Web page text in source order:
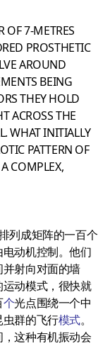
OF 7-METRES
PROSTHETIC
AROUND
BEING
THEY HOLD
ACROSS THE
WHAT INITIALLY
PATTERN OF
COMPLEX,
列成矩阵的一百个
动机控制。他们
射向对面的墙
动模式，很快就
个光点围绕一个中
群的飞行模式。
这种有机振动会